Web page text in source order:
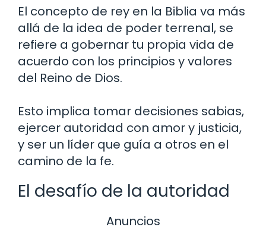
El concepto de rey en la Biblia va más
allá de la idea de poder terrenal, se
refiere a gobernar tu propia vida de
acuerdo con los principios y valores
del Reino de Dios.
Esto implica tomar decisiones sabias,
ejercer autoridad con amor y justicia,
y ser un líder que guía a otros en el
camino de la fe.
El desafío de la autoridad
Anuncios